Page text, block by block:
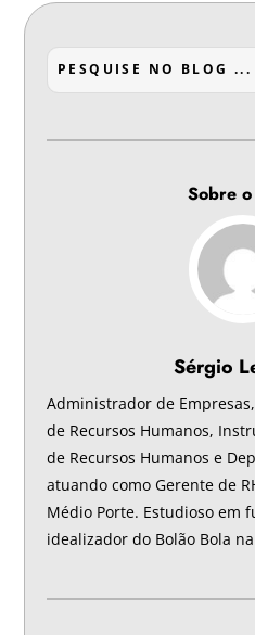
Sobre
Sérgio
Administrador de
de Recursos Humanos,
de Recursos Humanos e
atuando como Gerente de
Médio Porte. Estudioso em
idealizador do Bolão Bola